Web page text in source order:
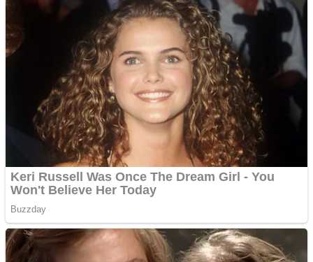
domeniu adzeige.ro
Vând sticlă cu vin din
1958 Murfatlar
Chardonnay
Împrumut si investitii